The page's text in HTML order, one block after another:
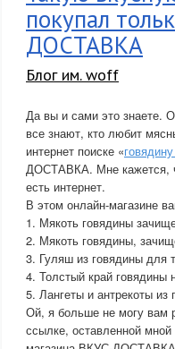
покупал
ДОСТАВКА
Блог им. woff
Да вы и сами это знаете.
все знают, кто любит
интернет поиске «
ДОСТАВКА. Мне кажется,
есть интернет.
В этом онлайн-магазине
1. Мякоть говядины
2. Мякоть говядины,
3. Гуляш из говядины для
4. Толстый край говядины
5. Лангеты и антрекоты из
Ой, я больше не могу вам
ссылке, оставленной